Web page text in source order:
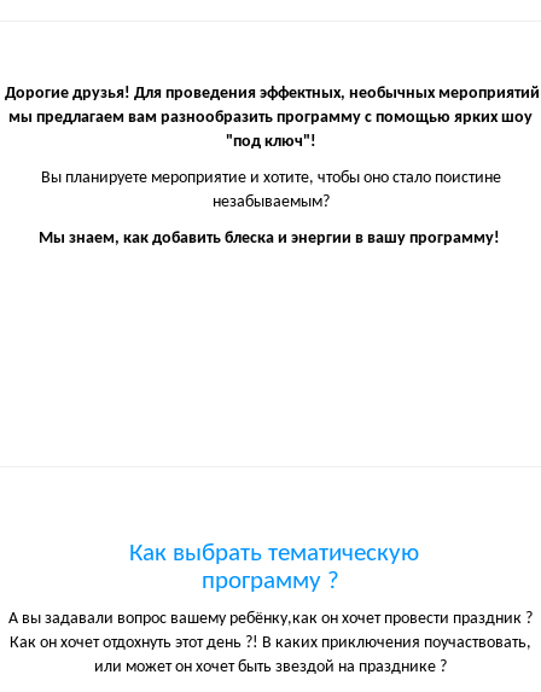
Дорогие друзья! Для проведения эффектных, необычных мероприятий
мы предлагаем вам разнообразить программу с помощью ярких шоу
"под ключ"!
Вы планируете мероприятие и хотите, чтобы оно стало поистине
незабываемым?
Мы знаем, как добавить блеска и энергии в вашу программу!
Как выбрать тематическую
программу ?
А вы задавали вопрос вашему ребёнку,как он хочет провести праздник ?
Как он хочет отдохнуть этот день ?! В каких приключения поучаствовать,
или может он хочет быть звездой на празднике ?